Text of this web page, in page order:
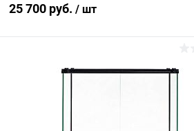
25 700 руб. / шт
В корзину
Купить в 1 клик